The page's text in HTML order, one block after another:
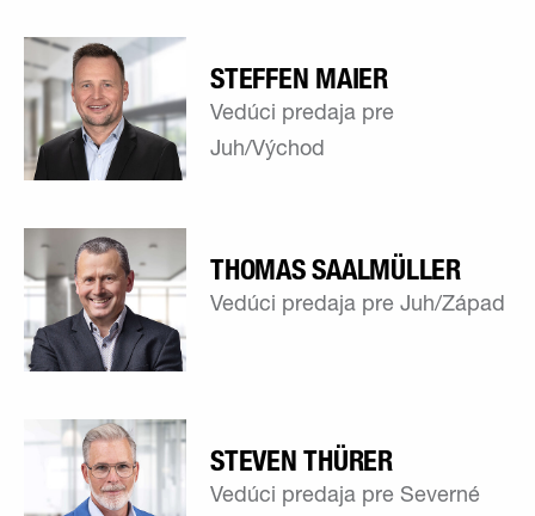
STEFFEN MAIER
Vedúci predaja pre
Juh/Východ
THOMAS SAALMÜLLER
Vedúci predaja pre Juh/Západ
STEVEN THÜRER
Vedúci predaja pre Severné